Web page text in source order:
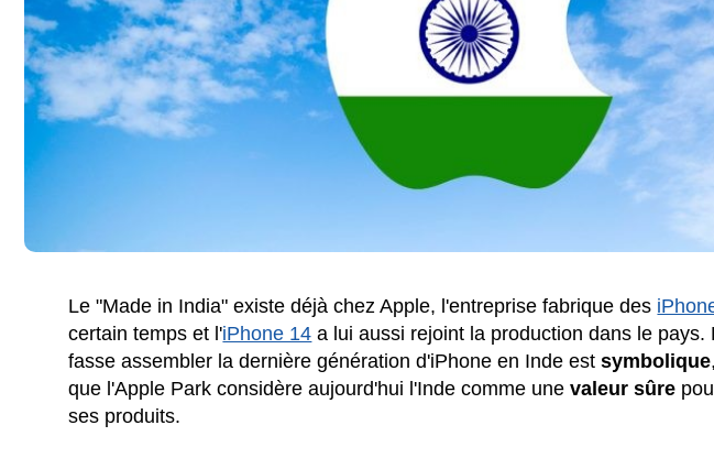
Le "Made in India" existe déjà chez Apple, l'entreprise fabrique des
certain temps et l'iPhone 14 a lui aussi rejoint la production dans le pays.
fasse assembler la dernière génération d'iPhone en Inde estsymbolique
que l'Apple Park considère aujourd'hui l'Inde comme unevaleur sûre
ses produits.